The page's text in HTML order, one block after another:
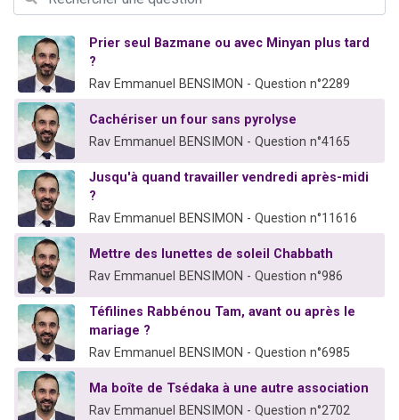
Ariel vient de donner son Maasser
Il reste 49 places pour étudier en groupe sur Zoom
Prier seul Bazmane ou avec Minyan plus tard
?
Rav Emmanuel BENSIMON - Question n°2289
Cachériser un four sans pyrolyse
Rav Emmanuel BENSIMON - Question n°4165
Jusqu'à quand travailler vendredi après-midi
?
Rav Emmanuel BENSIMON - Question n°11616
Mettre des lunettes de soleil Chabbath
Rav Emmanuel BENSIMON - Question n°986
Téfilines Rabbénou Tam, avant ou après le
mariage ?
Rav Emmanuel BENSIMON - Question n°6985
Ma boîte de Tsédaka à une autre association
Rav Emmanuel BENSIMON - Question n°2702